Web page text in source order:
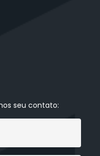
seu contato: